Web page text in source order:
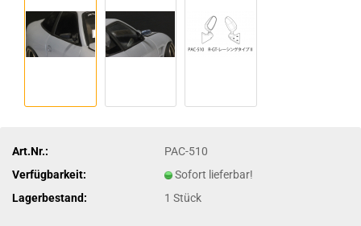
Art.Nr.:
PAC-510
Verfügbarkeit:
Sofort lieferbar!
Lagerbestand:
1Stück